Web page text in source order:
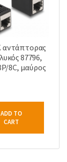
αντάπτορας
87796,
8C, μαύρος
ADD TO
CART